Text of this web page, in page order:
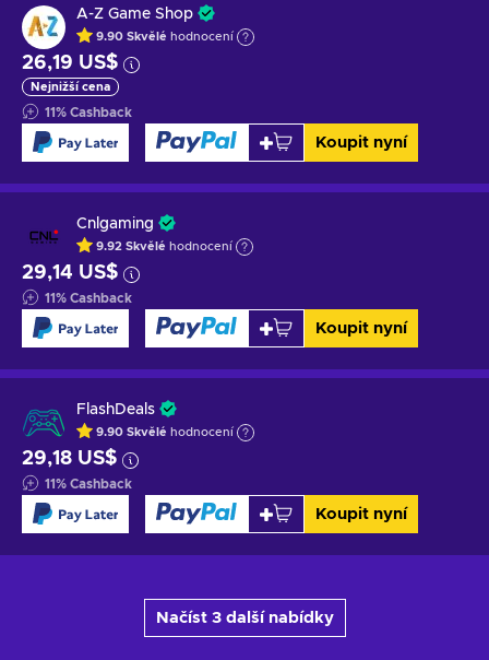
A-Z Game Shop
9.90 Skvělé hodnocení
26,19 US$
Nejnižší cena
11% Cashback
Koupit nyní
Cnlgaming
9.92 Skvělé hodnocení
29,14 US$
11% Cashback
Koupit nyní
FlashDeals
9.90 Skvělé hodnocení
29,18 US$
11% Cashback
Koupit nyní
Načíst 3 další nabídky